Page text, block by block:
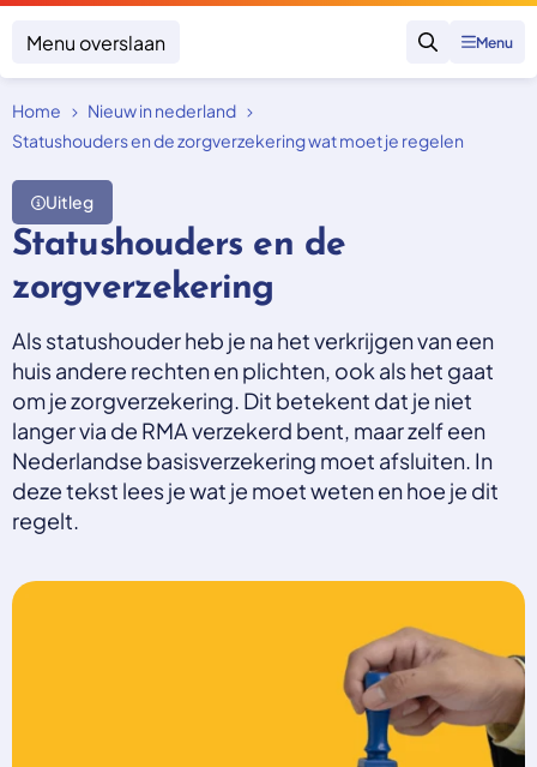
Menu overslaan
Zoeken
Menu
Klacht indienen
Onderwerpen
Zorgverzekering afsluiten
Zorgverzekering betalen
Vergoeding van zorg
Zorg in het buitenland
Nieuw in Nederland
Geen zorgverzekering
Focus en impact
Uitspraken
Over SKGZ
Nieuws
Casussen
Vacatures
Contact
Home
Nieuw in nederland
Statushouders en de zorgverzekering wat moet je regelen
Statushouders en de
zorgverzekering
Uitleg
Als statushouder heb je na het verkrijgen van een
huis andere rechten en plichten, ook als het gaat
om je zorgverzekering. Dit betekent dat je niet
langer via de RMA verzekerd bent, maar zelf een
Nederlandse basisverzekering moet afsluiten. In
deze tekst lees je wat je moet weten en hoe je dit
regelt.